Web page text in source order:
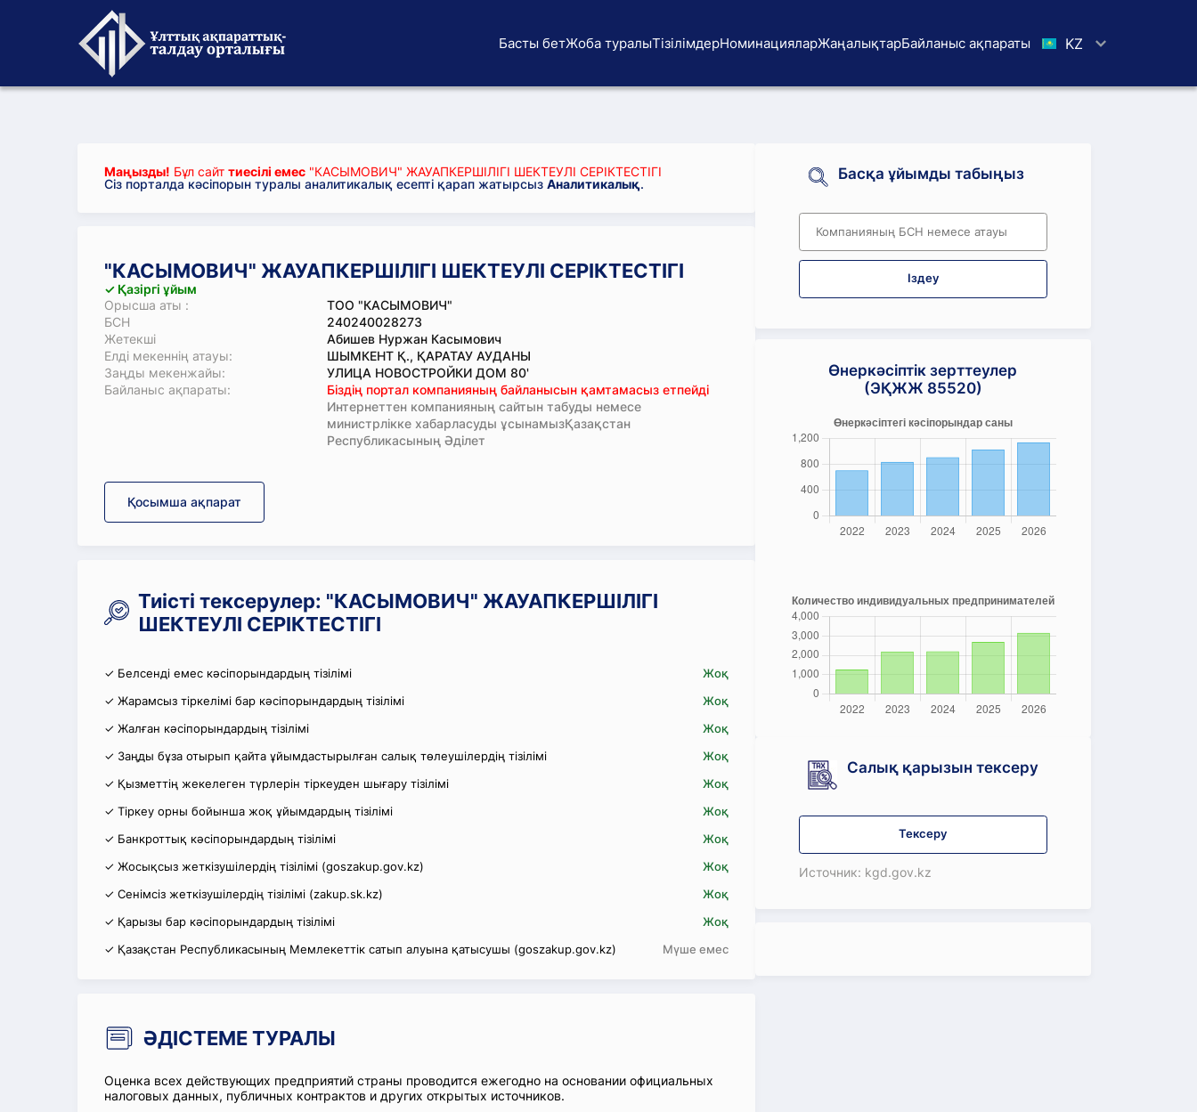
Басты бетЖоба туралыТізілімдерНоминацияларЖаңалықтарБайланыс ақпараты KZ
Маңызды! Бұл сайт тиесілі емес "КАСЫМОВИЧ" ЖАУАПКЕРШІЛІГІ ШЕКТЕУЛІ СЕРІКТЕСТІГІ
Сіз порталда кәсіпорын туралы аналитикалық есепті қарап жатырсыз Аналитикалық.
"КАСЫМОВИЧ" ЖАУАПКЕРШІЛІГІ ШЕКТЕУЛІ СЕРІКТЕСТІГІ
✓ Қазіргі ұйым
Орысша аты :
ТОО "КАСЫМОВИЧ"
БСН
240240028273
Жетекші
Абишев Нуржан Касымович
Елді мекеннің атауы:
ШЫМКЕНТ Қ., ҚАРАТАУ АУДАНЫ
Заңды мекенжайы:
УЛИЦА НОВОСТРОЙКИ ДОМ 80'
Байланыс ақпараты:
Біздің портал компанияның байланысын қамтамасыз етпейді
Интернеттен компанияның сайтын табуды немесе
министрлікке хабарласуды ұсынамызҚазақстан
Республикасының Әділет
Қосымша ақпарат
Тиісті тексерулер: "КАСЫМОВИЧ" ЖАУАПКЕРШІЛІГІ
ШЕКТЕУЛІ СЕРІКТЕСТІГІ
✓ Белсенді емес кәсіпорындардың тізілімі
Жоқ
✓ Жарамсыз тіркелімі бар кәсіпорындардың тізілімі
Жоқ
✓ Жалған кәсіпорындардың тізілімі
Жоқ
✓ Заңды бұза отырып қайта ұйымдастырылған салық төлеушілердің тізілімі
Жоқ
✓ Қызметтің жекелеген түрлерін тіркеуден шығару тізілімі
Жоқ
✓ Тіркеу орны бойынша жоқ ұйымдардың тізілімі
Жоқ
✓ Банкроттық кәсіпорындардың тізілімі
Жоқ
✓ Жосықсыз жеткізушілердің тізілімі (goszakup.gov.kz)
Жоқ
✓ Сенімсіз жеткізушілердің тізілімі (zakup.sk.kz)
Жоқ
✓ Қарызы бар кәсіпорындардың тізілімі
Жоқ
✓ Қазақстан Республикасының Мемлекеттік сатып алуына қатысушы (goszakup.gov.kz)
Мүше емес
ӘДІСТЕМЕ ТУРАЛЫ
Оценка всех действующих предприятий страны проводится ежегодно на основании официальных
налоговых данных, публичных контрактов и других открытых источников.
Басқа ұйымды табыңыз
Іздеу
Өнеркәсіптік зерттеулер
(ЭҚЖЖ 85520)
Салық қарызын тексеру
Тексеру
Источник: kgd.gov.kz